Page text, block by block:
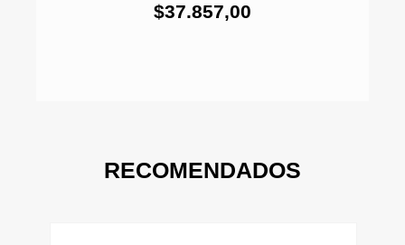
$37.857,00
RECOMENDADOS